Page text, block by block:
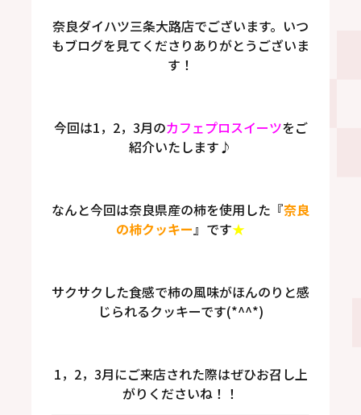
奈良ダイハツ三条大路店でございます。いつ
もブログを見てくださりありがとうございま
す！
今回は1，2，3月のカフェプロスイーツをご
紹介いたします♪
なんと今回は奈良県産の柿を使用した『奈良
の柿クッキー』です★
サクサクした食感で柿の風味がほんのりと感
じられるクッキーです(*^^*)
1，2，3月にご来店された際はぜひお召し上
がりくださいね！！